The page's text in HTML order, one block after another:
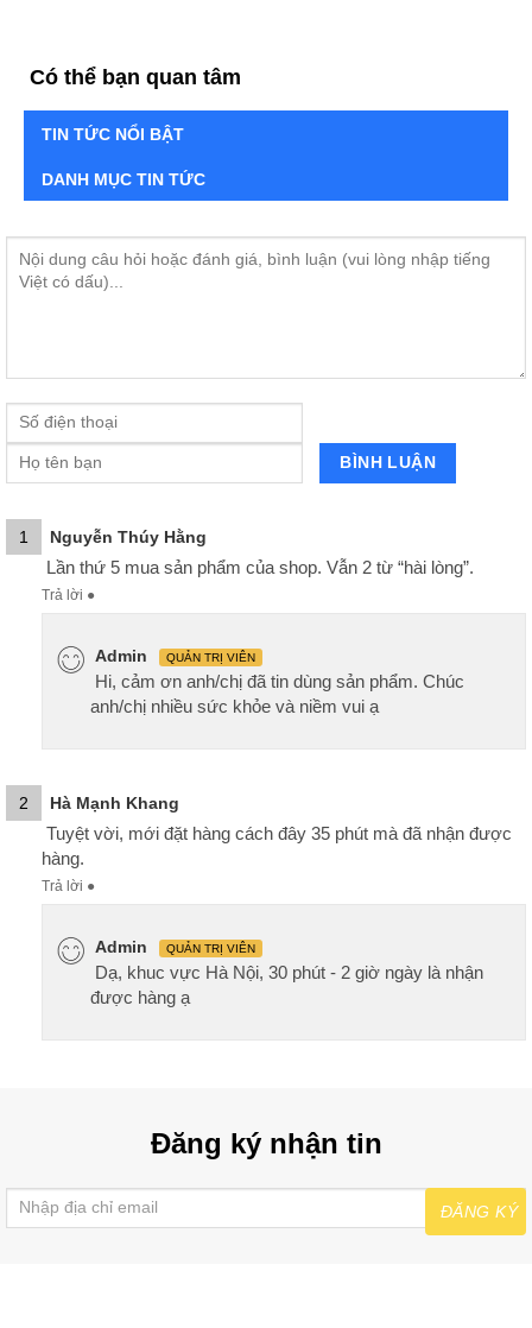
Có thể bạn quan tâm
TIN TỨC NỔI BẬT
DANH MỤC TIN TỨC
1 Nguyễn Thúy Hằng
Lần thứ 5 mua sản phẩm của shop. Vẫn 2 từ “hài lòng”.
Trả lời ●
Admin QUẢN TRỊ VIÊN
Hi, cảm ơn anh/chị đã tin dùng sản phẩm. Chúc
anh/chị nhiều sức khỏe và niềm vui ạ
2 Hà Mạnh Khang
Tuyệt vời, mới đặt hàng cách đây 35 phút mà đã nhận được
hàng.
Trả lời ●
Admin QUẢN TRỊ VIÊN
Dạ, khuc vực Hà Nội, 30 phút - 2 giờ ngày là nhận
được hàng ạ
Đăng ký nhận tin
ĐĂNG KÝ